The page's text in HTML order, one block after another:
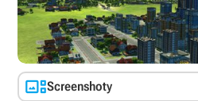
Screenshoty